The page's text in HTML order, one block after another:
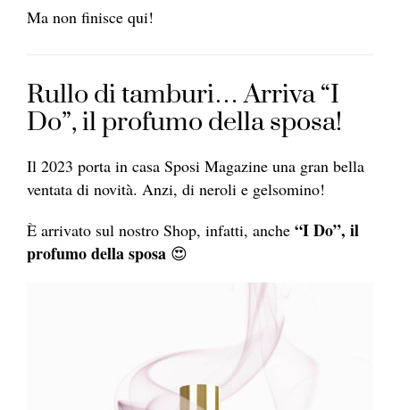
Ma non finisce qui!
Rullo di tamburi… Arriva “I
Do”, il profumo della sposa!
Il 2023 porta in casa Sposi Magazine una gran bella
ventata di novità. Anzi, di neroli e gelsomino!
È arrivato sul nostro Shop, infatti, anche “I Do”, il
profumo della sposa 😍